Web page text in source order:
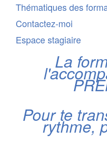
Thématiques des
Contactez-moi
Espace stagiaire
La
Pour te
rythme,